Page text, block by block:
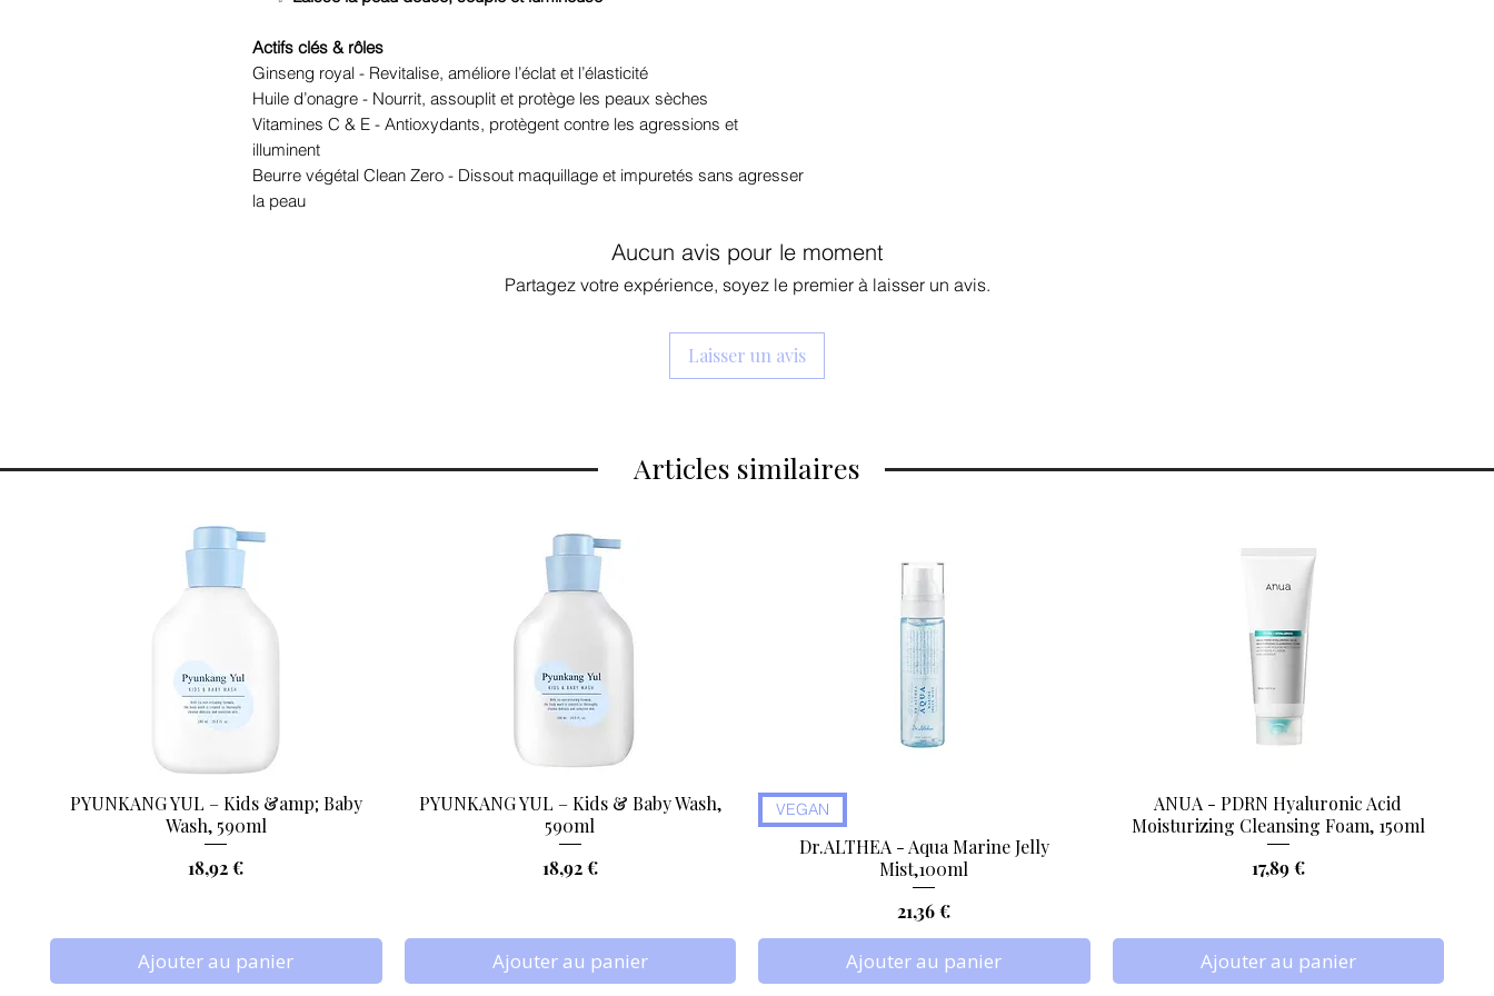
Actifs clés & rôles
Ginseng royal - Revitalise, améliore l’éclat et l’élasticité
Huile d’onagre - Nourrit, assouplit et protège les peaux sèches
Vitamines C & E - Antioxydants, protègent contre les agressions et
illuminent
Beurre végétal Clean Zero - Dissout maquillage et impuretés sans agresser
la peau
Aucun avis pour le moment
Partagez votre expérience, soyez le premier à laisser un avis.
Laisser un avis
Articles similaires
Aperçu rapide
PYUNKANG YUL – Kids &amp; Baby
Wash, 590ml
Prix
18,92 €
Ajouter au panier
Aperçu rapide
PYUNKANG YUL – Kids & Baby Wash,
590ml
Prix
18,92 €
Ajouter au panier
VEGAN
Dr.ALTHEA - Aqua Marine Jelly
Mist,100ml
Prix
21,36 €
Ajouter au panier
Aperçu rapide
ANUA - PDRN Hyaluronic Acid
Moisturizing Cleansing Foam, 150ml
Prix
17,89 €
Ajouter au panier